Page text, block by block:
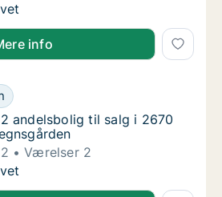
andelsbolig til salg i 2600
info
andelsbolig til salg i 2670 Greve,
til salg i 2670 Greve,
andelsbolig til salg i 2670 Greve,
andelsbolig til salg i 2670
Værelser 2
andelsbolig til salg i 2670 Greve,